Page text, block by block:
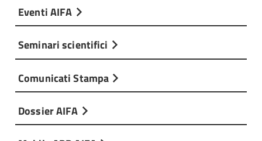
Eventi AIFA
Seminari scientifici
Comunicati Stampa
Dossier AIFA